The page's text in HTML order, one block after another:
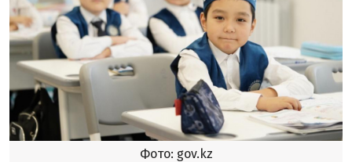
Фото: gov.kz